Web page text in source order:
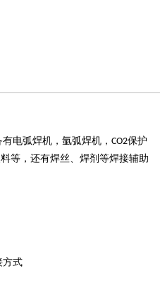
电弧焊机，氩弧焊机， CO2保护
等，还有焊丝、焊剂等焊接辅助
方式